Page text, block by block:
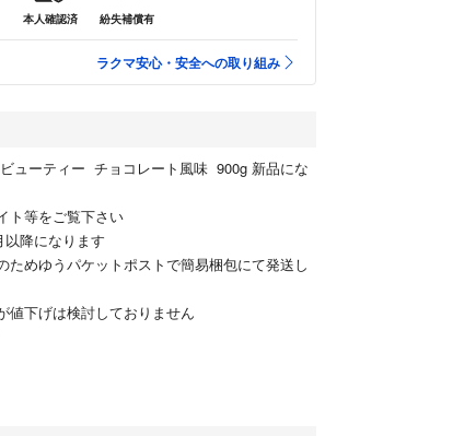
本人確認済 紛失補償有
ラクマ安心・安全への取り組み
ューティー チョコレート風味 900g 新品にな
ト等をご覧下さい
降になります
ためゆうパケットポストで簡易梱包にて発送し
値下げは検討しておりません